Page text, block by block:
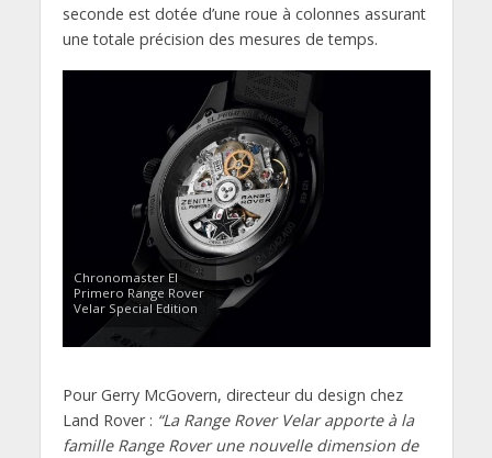
seconde est dotée d’une roue à colonnes assurant
une totale précision des mesures de temps.
Chronomaster El
Primero Range Rover
Velar Special Edition
Pour Gerry McGovern, directeur du design chez
Land Rover : “La Range Rover Velar apporte à la
famille Range Rover une nouvelle dimension de